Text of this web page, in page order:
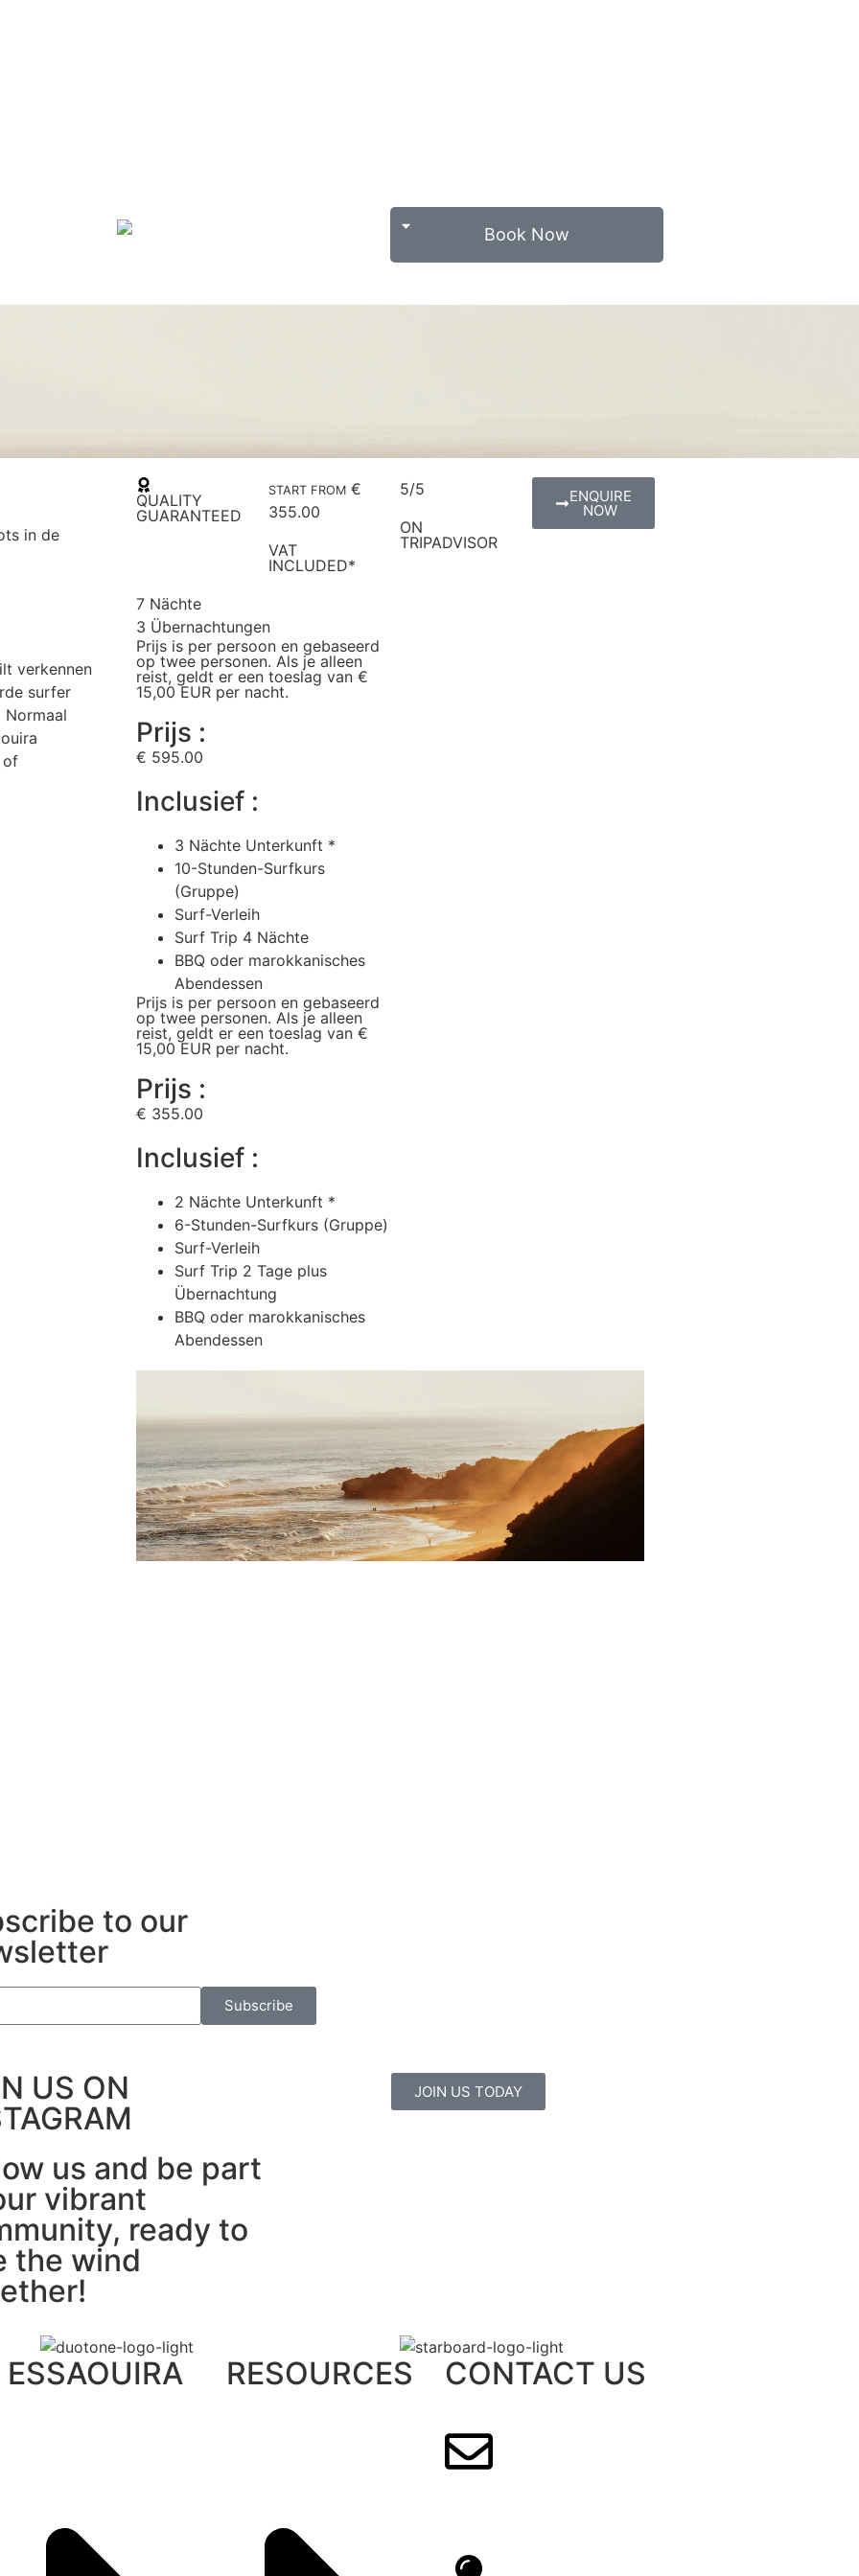
Book Now
in de
verkennen
surfer
of
QUALITY
GUARANTEED
START FROM€
355.00
VAT
INCLUDED*
5/5
ON
TRIPADVISOR
ENQUIRE
NOW
7 Nächte
3 Übernachtungen
Prijs is per persoon en gebaseerd
op twee personen. Als je alleen
reist, geldt er een toeslag van €
15,00 EUR per nacht.
Prijs :
€ 595.00
Inclusief :
3 Nächte Unterkunft *
10-Stunden-Surfkurs
(Gruppe)
Surf-Verleih
Surf Trip 4 Nächte
BBQ oder marokkanisches
Abendessen
Prijs is per persoon en gebaseerd
op twee personen. Als je alleen
reist, geldt er een toeslag van €
15,00 EUR per nacht.
Prijs :
€ 355.00
Inclusief :
2 Nächte Unterkunft *
6-Stunden-Surfkurs (Gruppe)
Surf-Verleih
Surf Trip 2 Tage plus
Übernachtung
BBQ oder marokkanisches
Abendessen
to our
Subscribe
US ON
us and be part
vibrant
ready to
the wind
JOIN US TODAY
ESSAOUIRA RESOURCES CONTACT US